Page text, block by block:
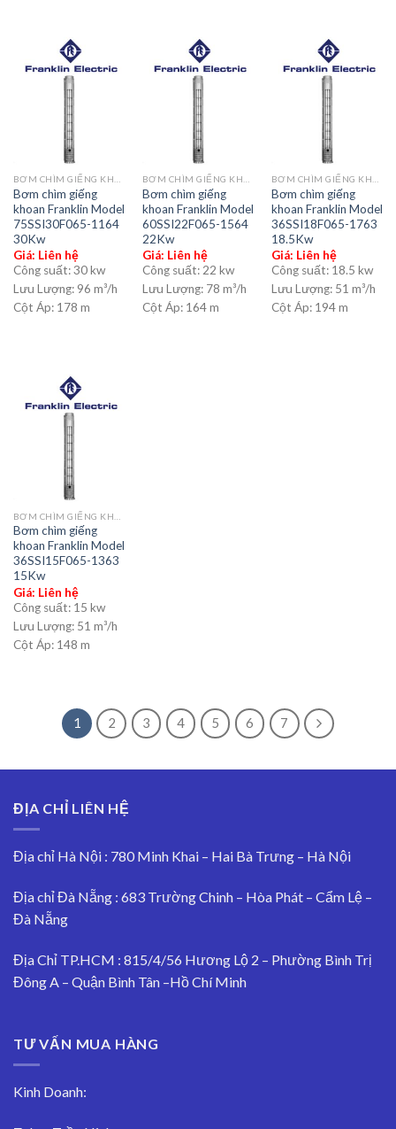
Bơm chìm giếng
khoan Franklin Model
75SSI30F065-1164
30Kw
Giá: Liên hệ
Công suất:30 kw
Lưu Lượng: 96 m³/h
Cột Áp: 178 m
Bơm chìm giếng
khoan Franklin Model
60SSI22F065-1564
22Kw
Giá: Liên hệ
Công suất:22 kw
Lưu Lượng: 78 m³/h
Cột Áp: 164 m
Bơm chìm giếng
khoan Franklin Model
36SSI18F065-1763
18.5Kw
Giá: Liên hệ
Công suất: 18.5 kw
Lưu Lượng: 51 m³/h
Cột Áp: 194 m
Bơm chìm giếng
khoan Franklin Model
36SSI15F065-1363
15Kw
Giá: Liên hệ
Công suất: 15 kw
Lưu Lượng: 51 m³/h
Cột Áp: 148 m
1 2 3 4 5 6 7
ĐỊA CHỈ LIÊN HỆ
Địa chỉ Hà Nội : 780 Minh Khai – Hai Bà Trưng – Hà Nội
Địa chỉ Đà Nẵng : 683 Trường Chinh – Hòa Phát – Cẩm Lệ –
Đà Nẵng
Địa Chỉ TP.HCM : 815/4/56 Hương Lộ 2 – Phường Bình Trị
Đông A – Quận Bình Tân –Hồ Chí Minh
TƯ VẤN MUA HÀNG
Kinh Doanh: